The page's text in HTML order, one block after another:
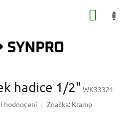
hadice 1/2" WK33321
hodnocení Značka: Kramp